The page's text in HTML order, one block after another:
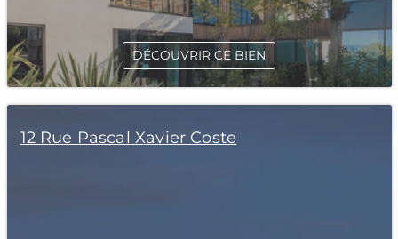
DÉCOUVRIR CE BIEN
12 Rue Pascal Xavier Coste